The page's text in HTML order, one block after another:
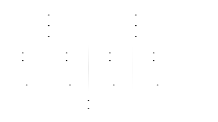
-
-
-
-
-
-
-
-
-
-
-
-
-
-
-
-
-
-
-
-